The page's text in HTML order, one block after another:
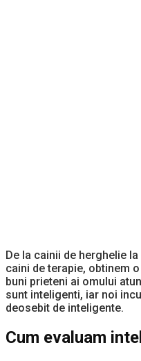
De la cainii de herghelie
caini de terapie, obtinem
buni prieteni ai omului
sunt inteligenti, iar noi
deosebit de inteligente.
Cum evaluam